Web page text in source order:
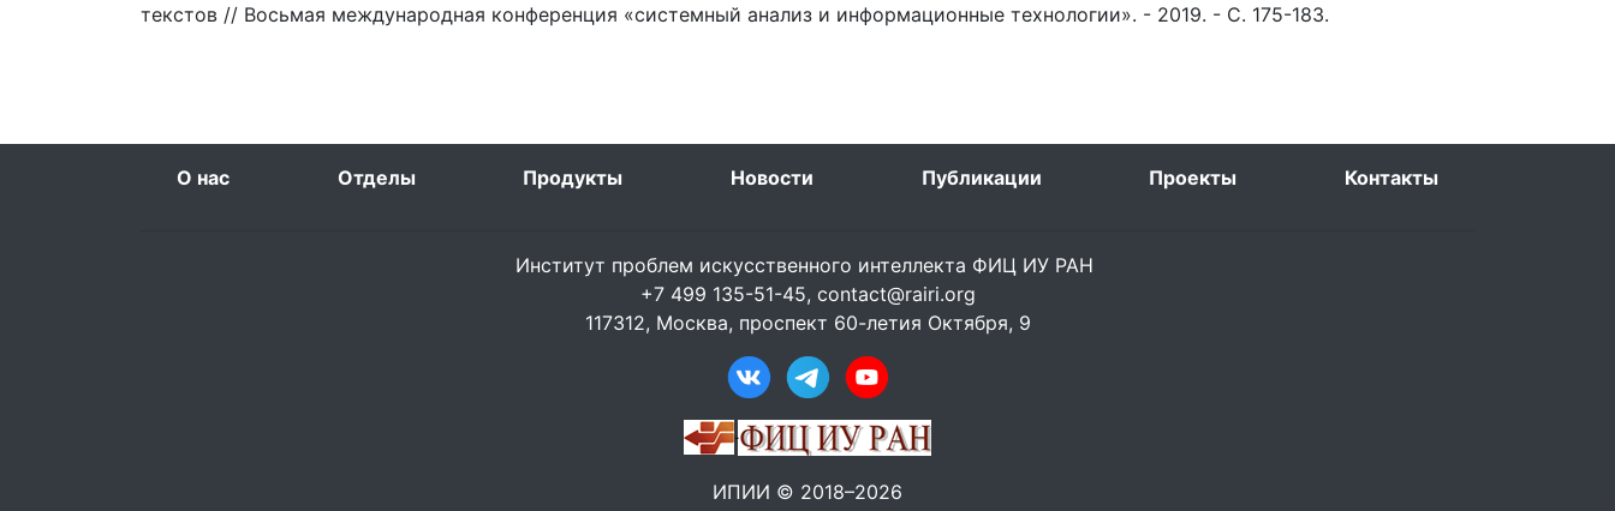
текстов // Восьмая международная конференция «системный анализ и информационные технологии». - 2019. - С. 175-183.
О нас Отделы Продукты Новости Публикации Проекты Контакты
Институт проблем искусственного интеллекта ФИЦ ИУ РАН
+7 499 135-51-45, contact@rairi.org
117312, Москва, проспект 60-летия Октября, 9
ИПИИ © 2018–2026